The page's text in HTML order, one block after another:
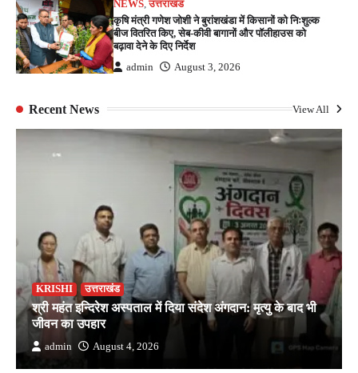
NEWS ,उत्तराखंड
कृषि मंत्री गणेश जोशी ने बुरांशखंडा में किसानों को निःशुल्क
बीज वितरित किए, सेब-कीवी बागानों और पॉलीहाउस को
बढ़ावा देने के दिए निर्देश
admin August 3, 2026
Recent News View All
KRISHI उत्तराखंड
श्री महंत इन्दिरेश अस्पताल में दिया संदेश अंगदान: मृत्यु के बाद भी
जीवन का उपहार
admin August 4, 2026